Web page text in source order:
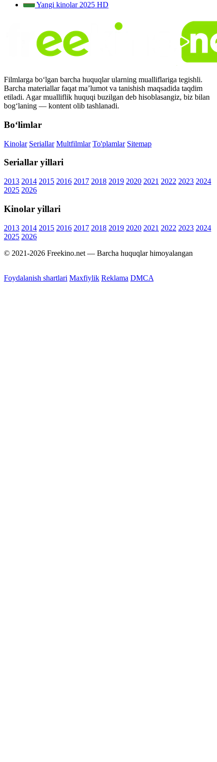
Yangi kinolar 2025 HD
Filmlarga bo‘lgan barcha huquqlar ularning mualliflariga tegishli.
Barcha materiallar faqat ma’lumot va tanishish maqsadida taqdim
etiladi. Agar mualliflik huquqi buzilgan deb hisoblasangiz, biz bilan
bog‘laning — kontent olib tashlanadi.
Bo‘limlar
Kinolar Seriallar Multfilmlar To'plamlar Sitemap
Seriallar yillari
2013 2014 2015 2016 2017 2018 2019 2020 2021 2022 2023 2024
2025 2026
Kinolar yillari
2013 2014 2015 2016 2017 2018 2019 2020 2021 2022 2023 2024
2025 2026
© 2021-2026 Freekino.net — Barcha huquqlar himoyalangan
Foydalanish shartlari Maxfiylik Reklama DMCA